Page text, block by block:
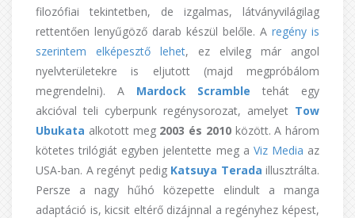
filozófiai tekintetben, de izgalmas, látványvilágilag
rettentően lenyűgöző darab készül belőle. A regény is
szerintem elképesztő lehet, ez elvileg már angol
nyelvterületekre is eljutott (majd megpróbálom
megrendelni). A Mardock Scramble tehát egy
akcióval teli cyberpunk regénysorozat, amelyet Tow
Ubukata alkotott meg 2003 és 2010között. A három
kötetes trilógiát egyben jelentette meg a Viz Media az
USA-ban. A regényt pedig Katsuya Terada illusztrálta.
Persze a nagy hűhó közepette elindult a manga
adaptáció is, kicsit eltérő dizájnnal a regényhez képest,